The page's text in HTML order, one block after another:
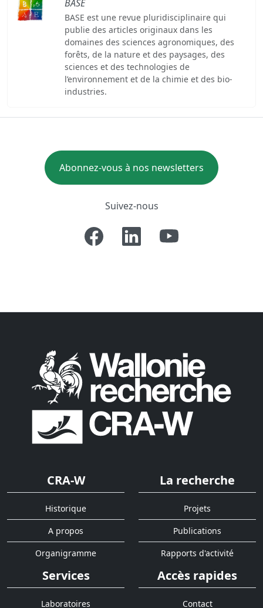
BASE
BASE est une revue pluridisciplinaire qui
publie des articles originaux dans les
domaines des sciences agronomiques, des
forêts, de la nature et des paysages, des
sciences et des technologies de
l’environnement et de la chimie et des bio-
industries.
Abonnez-vous à nos newsletters
Suivez-nous
CRA-W
Historique
A propos
Organigramme
La recherche
Projets
Publications
Rapports d'activité
Services
Laboratoires
Accès rapides
Contact